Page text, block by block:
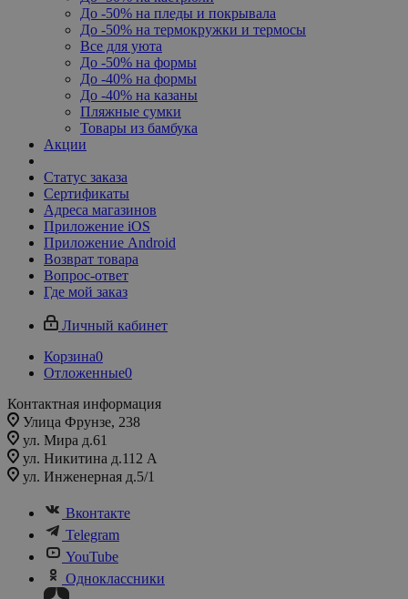
До -50% на пледы и покрывала
До -50% на термокружки и термосы
Все для уюта
До -50% на формы
До -40% на формы
До -40% на казаны
Пляжные сумки
Товары из бамбука
Акции
Статус заказа
Сертификаты
Адреса магазинов
Приложение iOS
Приложение Android
Возврат товара
Вопрос-ответ
Где мой заказ
Личный кабинет
Корзина0
Отложенные0
Контактная информация
Улица Фрунзе, 238​
ул. Мира д.61
ул. Никитина д.112 А
ул. Инженерная д.5/1
Вконтакте
Telegram
YouTube
Одноклассники